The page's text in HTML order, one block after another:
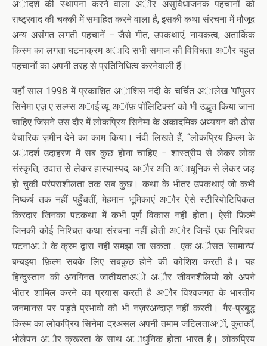
अादर्श की स्थापना करने वाला अौर असुविधाजनक पहचानों को
राष्ट्रवाद की चक्की में समाहित करने वाला है, इसकी कथा संरचना में मौजूद
अन्य असंगत लगती पहचानें − जैसे गीत, उपकथाएं, नायकत्व, अतार्किक
किस्म का लगता घटनाक्रम अादि सभी समाज की विविधता अौर बहुल
पहचानों का अपनी तरह से प्रतिनिधित्व करनेवाली हैं।
यहाँ साल 1998 में प्रकाशित अाशिस नंदी के चर्चित अालेख ‘पॉपुलर
सिनेमा एज़ ए सल्म्स अाई व्यू अॉफ़ पॉलिटिक्स’ को भी उद्धृत किया जाना
चाहिए जिसने उस दौर में लोकप्रिय सिनेमा के अकादमिक अध्ययन को ठोस
वैचारिक ज़मीन देने का काम किया। नंदी लिखते हैं, “लोकप्रिय फ़िल्म के
अादर्श उदाहरण में सब कुछ होना चाहिए − शास्त्रीय से लेकर लोक
संस्कृति, उदात्त से लेकर हास्यास्पद, अौर अति अाधुनिक से लेकर जड़
हो चुकी परंपराशीलता तक सब कुछ। कथा के भीतर उपकथाएं जो कभी
निष्कर्ष तक नहीं पहुँचतीं, मेहमान भूमिकाएं अौर ऐसे स्टीरियोटिपिकल
किरदार जिनका पटकथा में कभी पूर्ण विकास नहीं होता। ऐसी फ़िल्में
जिनकी कोई निश्चित कथा संरचना नहीं होती अौर जिन्हें एक निश्चित
घटनाअों के क्रम द्वारा नहीं समझा जा सकता… एक अौसत ‘सामान्य’
बम्बइया फ़िल्म सबके लिए सबकुछ होने की कोशिश करती है। यह
हिन्दुस्तान की अनगिनत जातीयताअों अौर जीवनशैलियों को अपने
भीतर शामिल करने का प्रयास करती है अौर विश्वजगत के भारतीय
जनमानस पर पड़ते प्रभावों को भी नज़रअन्दाज़ नहीं करती। गैर-प्रबुद्ध
किस्म का लोकप्रिय सिनेमा दरअसल अपनी तमाम जटिलताअों, कुतर्कों,
भोलेपन अौर क्रूरता के साथ अाधुनिक होता भारत है। लोकप्रिय